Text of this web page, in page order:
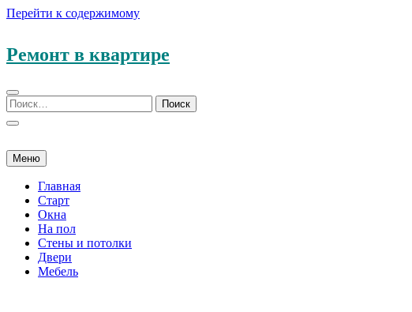
Перейти к содержимому
Ремонт в квартире
Меню
Главная
Старт
Окна
На пол
Стены и потолки
Двери
Мебель